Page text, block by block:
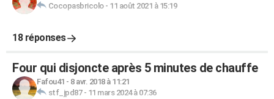
Cocopasbricolo- 11 août 2021 à 15:19
18 réponses
Four qui disjoncte après 5 minutes de chauffe
Fafou41 - 8 avr. 2018 à 11:21
stf_jpd87- 11 mars 2024 à 07:36